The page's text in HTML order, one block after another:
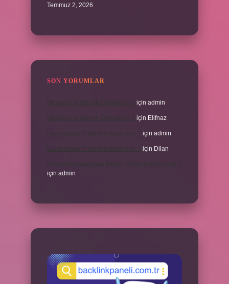
Temmuz 2, 2026
SON YORUMLAR
için admin
için Elifnaz
için admin
için Dilan
için admin